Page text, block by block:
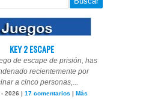
KEY 2 ESCAPE
de escape de prisión, has
recientemente por
a cinco personas,...
2026 | 17 comentarios | Más